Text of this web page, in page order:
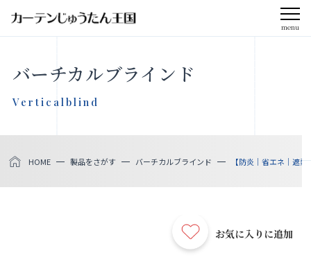
menu
会社案内
お知らせ
バーチカルブラインド
Verticalblind
HOME 製品をさがす バーチカルブラインド 【防炎｜省エネ｜遮
お気に入りに追加